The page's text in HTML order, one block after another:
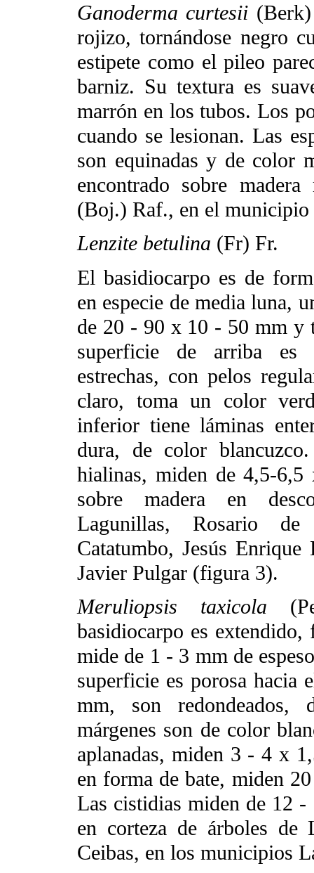
Ganoderma curtesii
rojizo, tornándose negro
estipete como el pileo
barniz. Su textura es
marrón en los tubos. Los
cuando se lesionan. Las
son equinadas y de color
encontrado sobre
(Boj.) Raf., en el municipio
Lenzite betulina (Fr) Fr.
El basidiocarpo es de
en especie de media luna,
de 20 - 90 x 10 - 50 mm y
superficie de arriba es
estrechas, con pelos
claro, toma un color
inferior tiene láminas
dura, de color
hialinas, miden de 4,5-
sobre madera en
Lagunillas, Rosario
Catatumbo, Jesús
Javier Pulgar (figura 3).
Meruliopsis taxicola
basidiocarpo es extendido,
mide de 1 - 3 mm de
superficie es porosa hacia
mm, son redondeados,
márgenes son de color
aplanadas, miden 3 - 4 x
en forma de bate, miden
Las cistidias miden de 12
en corteza de árboles de
Ceibas, en los municipios